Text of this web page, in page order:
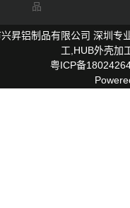
品
昇铝制品有限公司 深圳专
工, HUB外壳加
粤ICP备